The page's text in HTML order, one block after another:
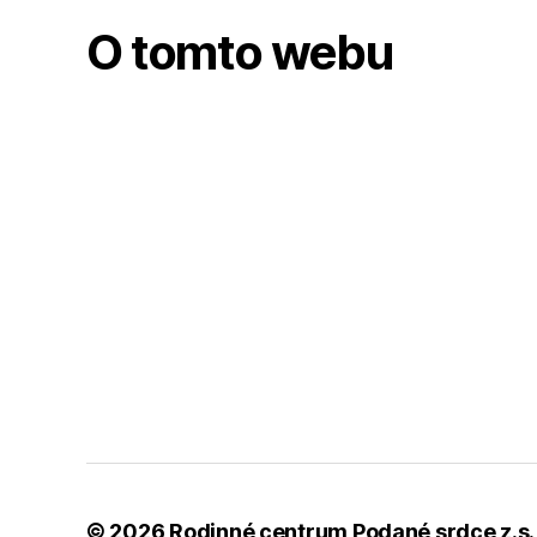
O tomto webu
© 2026 Rodinné centrum Podané srdce z.s.